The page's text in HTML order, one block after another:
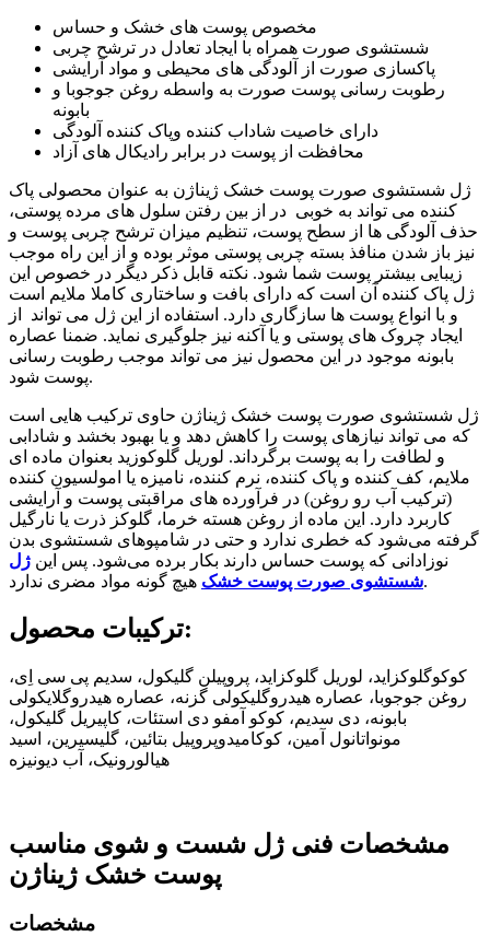
مخصوص پوست های خشک و حساس
شستشوی صورت همراه با ایجاد تعادل در ترشح چربی
پاکسازی صورت از آلودگی های محیطی و مواد آرایشی
رطوبت رسانی پوست صورت به واسطه روغن جوجوبا و
بابونه
دارای خاصیت شاداب کننده وپاک کننده آلودگی
محافظت از پوست در برابر رادیکال های آزاد
ژل شستشوی صورت پوست خشک ژیناژن به عنوان محصولی پاک
کننده می تواند به خوبی در از بین رفتن سلول های مرده پوستی،
حذف آلودگی ها از سطح پوست، تنظیم میزان ترشح چربی پوست و
نیز باز شدن منافذ بسته چربی پوستی موثر بوده و از این راه موجب
زیبایی بیشتر پوست شما شود. نکته قابل ذکر دیگر در خصوص این
ژل پاک کننده آن است که دارای بافت و ساختاری کاملا ملایم است
و با انواع پوست ها سازگاری دارد. استفاده از این ژل می تواند از
ایجاد چروک های پوستی و یا آکنه نیز جلوگیری نماید. ضمنا عصاره
بابونه موجود در این محصول نیز می تواند موجب رطوبت رسانی
پوست شود.
ژل شستشوی صورت پوست خشک ژیناژن حاوی ترکیب هایی است
که می تواند نیازهای پوست را کاهش دهد و یا بهبود بخشد و شادابی
و لطافت را به پوست برگرداند. لوریل گلوکوزید بعنوان ماده ای
ملایم، کف کننده و پاک کننده، نرم کننده، نامیزه یا امولسیون کننده
(ترکیب آب رو روغن) در فرآورده های مراقبتی پوست و آرایشی
کاربرد دارد. این ماده از روغن هسته خرما، گلوکز ذرت یا نارگیل
گرفته می‌شود که خطری ندارد و حتی در شامپوهای شستشوی بدن
نوزادانی که پوست حساس دارند بکار برده می‌شود. پس این ژل
شستشوی صورت پوست خشکهیچ گونه مواد مضری ندارد.
ترکیبات محصول:
کوکوگلوکزاید، لوریل گلوکزاید، پروپیلن گلیکول، سدیم پی سی اِی،
روغن جوجوبا، عصاره هیدروگلیکولی گزنه، عصاره هیدروگلایکولی
بابونه، دی سدیم، کوکو آمفو دی استئات، کاپیریل گلیکول،
مونواتانول آمین، کوکامیدوپروپیل بتائین، گلیسیرین، اسید
هیالورونیک، آب دیونیزه
مشخصات فنی ژل شست و شوی مناسب
پوست خشک ژیناژن
مشخصات